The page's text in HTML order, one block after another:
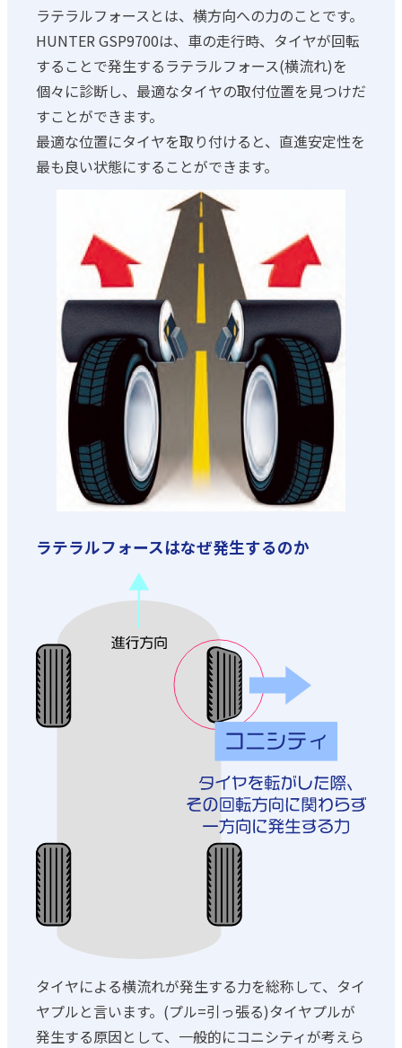
ラテラルフォースとは、横方向への力のことです。
HUNTER GSP9700は、車の走行時、タイヤが回転
することで発生するラテラルフォース(横流れ)を
個々に診断し、最適なタイヤの取付位置を見つけだ
すことができます。
最適な位置にタイヤを取り付けると、直進安定性を
最も良い状態にすることができます。
ラテラルフォースはなぜ発生するのか
タイヤによる横流れが発生する力を総称して、タイ
ヤプルと言います。(プル=引っ張る)タイヤプルが
発生する原因として、一般的にコニシティが考えら